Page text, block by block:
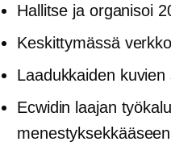
Hallitse ja organisoi
Keskittymässä
Laadukkaiden
Ecwidin laajan